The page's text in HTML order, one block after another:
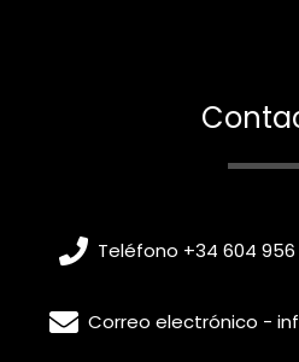
Teléfono +34 604 956
Correo electrónico -